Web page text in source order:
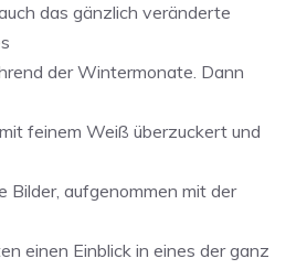
das gänzlich veränderte
der Wintermonate. Dann
feinem Weiß überzuckert und
Bilder, aufgenommen mit der
einen Einblick in eines der ganz